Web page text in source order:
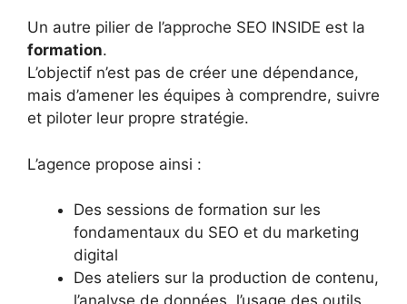
Un autre pilier de l’approche SEO INSIDE est la
formation.
L’objectif n’est pas de créer une dépendance,
mais d’amener les équipes à comprendre, suivre
et piloter leur propre stratégie.
L’agence propose ainsi :
Des sessions de formation sur les
fondamentaux du SEO et du marketing
digital
Des ateliers sur la production de contenu,